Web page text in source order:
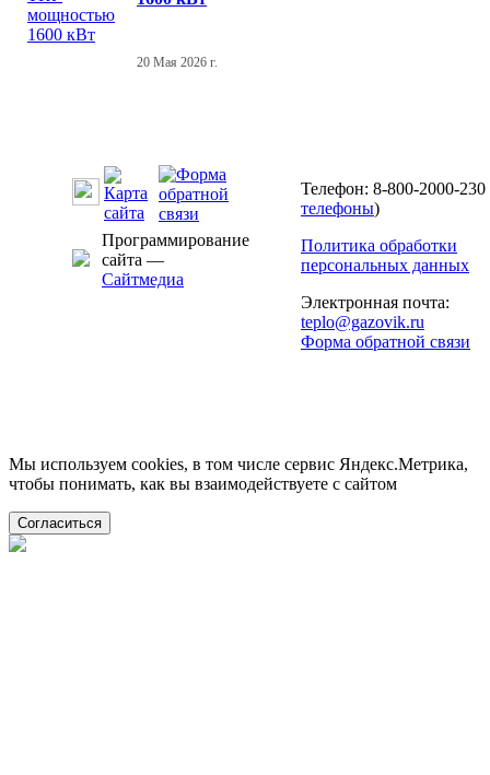
20 Мая 2026 г.
Программирование
сайта —
Сайтмедиа
Телефон: 8-800-2000-230
телефоны)
Политика обработки
персональных данных
Электронная почта:
teplo@gazovik.ru
Форма обратной связи
Мы используем cookies, в том числе сервис Яндекс.Метрика,
чтобы понимать, как вы взаимодействуете с сайтом
Согласиться